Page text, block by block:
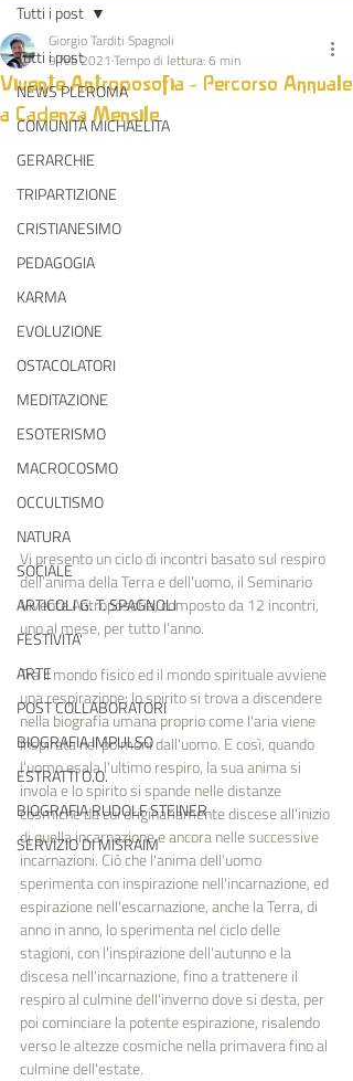
Tutti i post
NEWS PLEROMA
COMUNITÀ MICHAELITA
GERARCHIE
TRIPARTIZIONE
CRISTIANESIMO
PEDAGOGIA
KARMA
EVOLUZIONE
OSTACOLATORI
MEDITAZIONE
ESOTERISMO
MACROCOSMO
OCCULTISMO
NATURA
SOCIALE
ARTICOLI G. T. SPAGNOLI
FESTIVITA'
ARTE
POST COLLABORATORI
BIOGRAFIA IMPULSO
ESTRATTI O.O.
BIOGRAFIA RUDOLF STEINER
SERVIZIO DI MISRAIM
Tutti i post
Vivente Antroposofia - Percorso Annuale
a Cadenza Mensile
Giorgio Tarditi Spagnoli
9 feb 2021 Tempo di lettura: 6 min
Vi presento un ciclo di incontri basato sul respiro
dell’anima della Terra e dell’uomo, il Seminario
Vivente Antroposofia, composto da 12 incontri,
uno al mese, per tutto l’anno.
Tra il mondo fisico ed il mondo spirituale avviene
una respirazione: lo spirito si trova a discendere
nella biografia umana proprio come l'aria viene
inspirata nei polmoni dall'uomo. E così, quando
l'uomo esala l'ultimo respiro, la sua anima si
invola e lo spirito si spande nelle distanze
cosmiche da cui originariamente discese all'inizio
di quella incarnazione e ancora nelle successive
incarnazioni. Ciò che l'anima dell'uomo
sperimenta con inspirazione nell'incarnazione, ed
espirazione nell'escarnazione, anche la Terra, di
anno in anno, lo sperimenta nel ciclo delle
stagioni, con l'inspirazione dell'autunno e la
discesa nell'incarnazione, fino a trattenere il
respiro al culmine dell'inverno dove si desta, per
poi cominciare la potente espirazione, risalendo
verso le altezze cosmiche nella primavera fino al
culmine dell'estate.